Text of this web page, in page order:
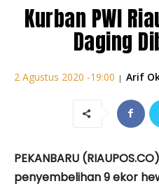
Kurban PWI
Daging
2 Agustus 2020 -19:00 | Arif
PEKANBARU
penyembelihan 9 ekor